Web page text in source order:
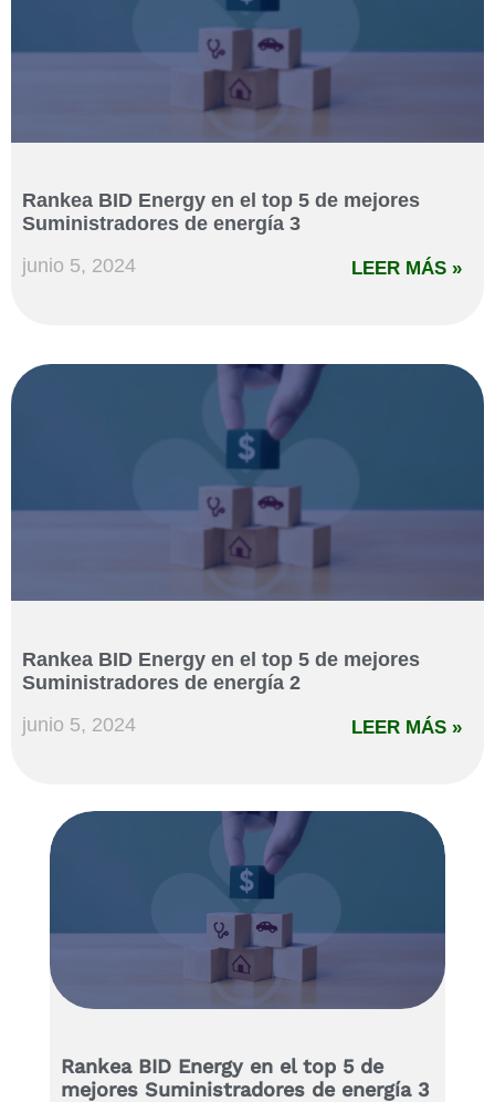
Rankea BID Energy en el top 5 de mejores
Suministradores de energía 3
junio 5, 2024
LEER MÁS »
Rankea BID Energy en el top 5 de mejores
Suministradores de energía 2
junio 5, 2024
LEER MÁS »
Rankea BID Energy en el top 5 de
mejores Suministradores de energía 3